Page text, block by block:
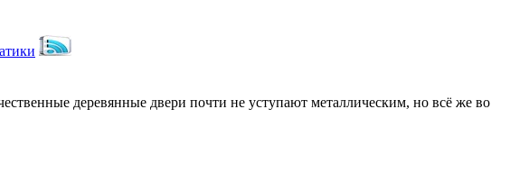
деревянные двери почти не уступают металлическим, но всё же во